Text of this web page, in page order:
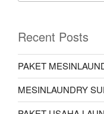
Recent Posts
PAKET
MESINLAUNDRY